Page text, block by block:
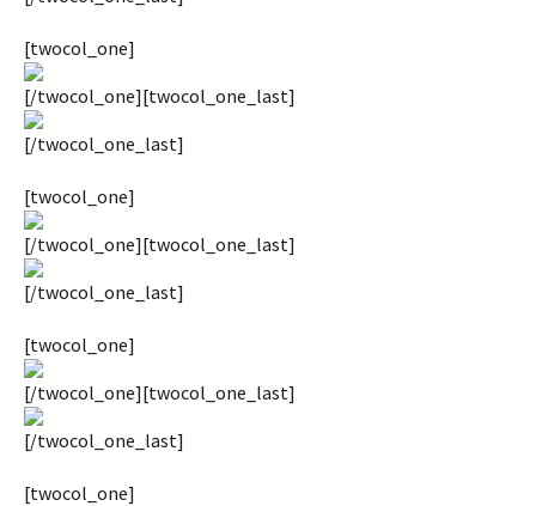
[twocol_one]
[/twocol_one][twocol_one_last]
[/twocol_one_last]
[twocol_one]
[/twocol_one][twocol_one_last]
[/twocol_one_last]
[twocol_one]
[/twocol_one][twocol_one_last]
[/twocol_one_last]
[twocol_one]